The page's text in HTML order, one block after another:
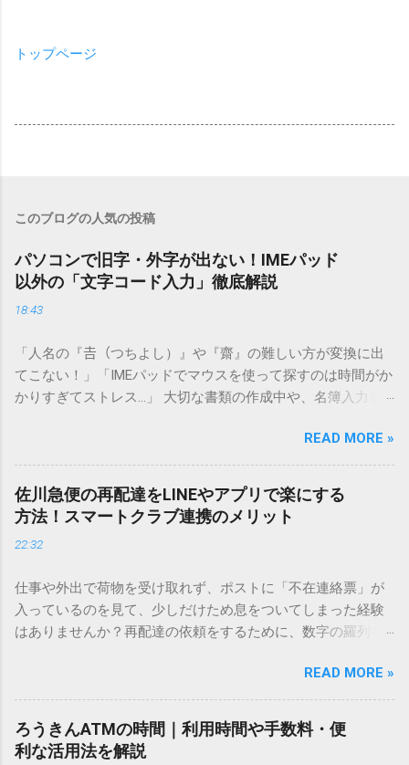
トップページ
このブログの人気の投稿
パソコンで旧字・外字が出ない！IMEパッド
以外の「文字コード入力」徹底解説
18:43
「人名の『𠮷（つちよし）』や『齋』の難しい方が変換に出
てこない！」「IMEパッドでマウスを使って探すのは時間がか
かりすぎてストレス…」 大切な書類の作成中や、名簿入力を
てしまいますよね。多くの人が「IMEパッド（手書き入力）」
を使いますが、実はマウスで一画ずつ書くのは非効率です
し、似た漢字が多すぎて結局見つからないことも少なくあり
ません。 そこで今回は、IMEパッドを使わずに、特定のコー
ドを打ち込むだけで一瞬で旧字や外字、特殊記号を呼び出す
「文字コード入力」のテクニックを詳しく解説します。 この
必要はありません。 1. なぜ「変換」しても旧字・外字が出て
こないのか？ そもそも、なぜ普通の変換で出てこない漢字が
あるのでしょうか。その理由は、パソコンが文字を認識する
は、JIS規格（日本産業規格）によって「第1水準」「第2水
準」といった形で整理されています。しかし、人名や地名に
使われる非常に古い漢字（旧字）や、特定の組織だけで作ら
れた「外字」は、この一般的な変換リストに含まれていない
READ MORE »
佐川急便の再配達をLINEやアプリで楽にする
方法！スマートクラブ連携のメリット
22:32
仕事や外出で荷物を受け取れず、ポストに「不在連絡票」が
入っているのを見て、少しだけため息をついてしまった経験
はありませんか？再配達の依頼をするために、数字の羅列を
ことに申し訳なさを感じたりすることもあるかもしれませ
ん。 「もっとスムーズに、自分のタイミングで受け取りた
い」 「わざわざ電話をかけずに、スマホ一つで完結させた
い」 そんな願いを叶えてくれるのが、佐川急便の会員制サー
READ MORE »
ろうきんATMの時間｜利用時間や手数料・便
利な活用法を解説